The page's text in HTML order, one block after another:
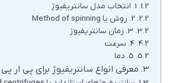
1. انتخاب مدل سانتریفیوژ
2. روش یا Method of spinning
3. زمان سانتریفیوژ
4. سرعت
5. دما
معرفی انواع سانتریفیوژ برای پی ار پی